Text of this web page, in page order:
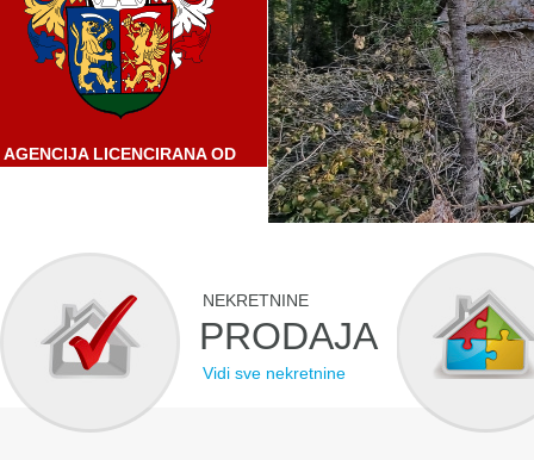
AGENCIJA LICENCIRANA OD
STRANE HRVATSKE
NEKRETNINE
PRODAJA
Vidi sve nekretnine